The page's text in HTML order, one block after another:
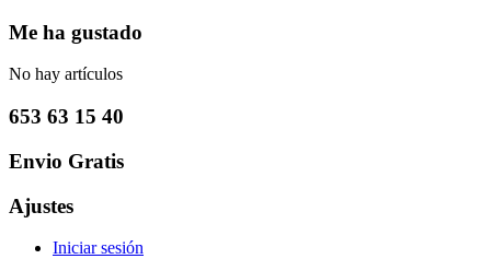
Me ha gustado
No hay artículos
653 63 15 40
Envio Gratis
Ajustes
Iniciar sesión